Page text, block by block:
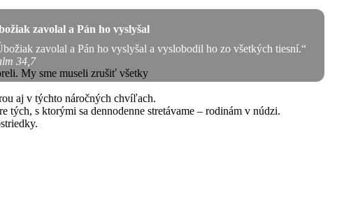
zavolal a Pán ho vyslyšal
zavolal a Pán ho vyslyšal a vyslobodil ho zo všetkých tiesní.“
34,7
My sme museli zrušiť všetky
aj v týchto náročných chvíľach.
tých, s ktorými sa dennodenne stretávame – rodinám v núdzi.